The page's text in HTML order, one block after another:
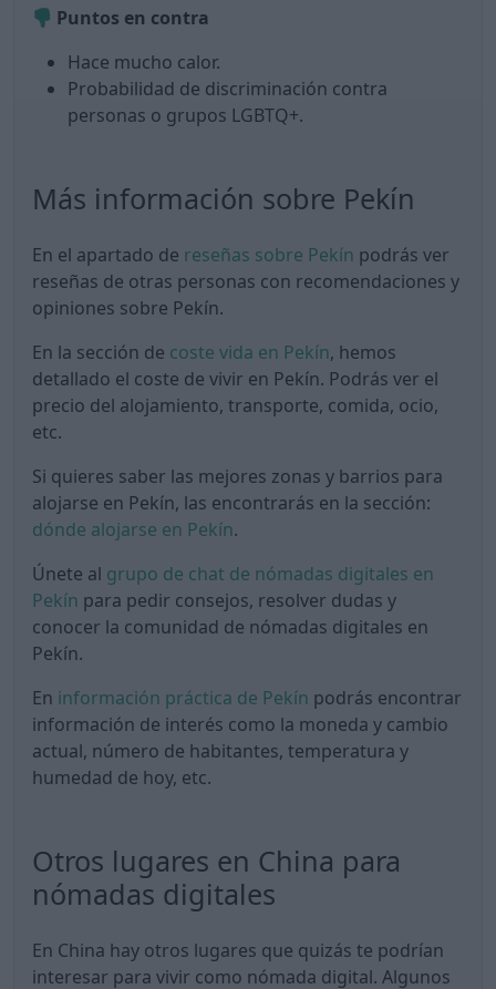
Puntos en contra
Hace mucho calor.
Probabilidad de discriminación contra
personas o grupos LGBTQ+.
Más información sobre Pekín
En el apartado de reseñas sobre Pekín podrás ver
reseñas de otras personas con recomendaciones y
opiniones sobre Pekín.
En la sección de coste vida en Pekín, hemos
detallado el coste de vivir en Pekín. Podrás ver el
precio del alojamiento, transporte, comida, ocio,
etc.
Si quieres saber las mejores zonas y barrios para
alojarse en Pekín, las encontrarás en la sección:
dónde alojarse en Pekín.
Únete al grupo de chat de nómadas digitales en
Pekín para pedir consejos, resolver dudas y
conocer la comunidad de nómadas digitales en
Pekín.
En información práctica de Pekín podrás encontrar
información de interés como la moneda y cambio
actual, número de habitantes, temperatura y
humedad de hoy, etc.
Otros lugares en China para
nómadas digitales
En China hay otros lugares que quizás te podrían
interesar para vivir como nómada digital. Algunos